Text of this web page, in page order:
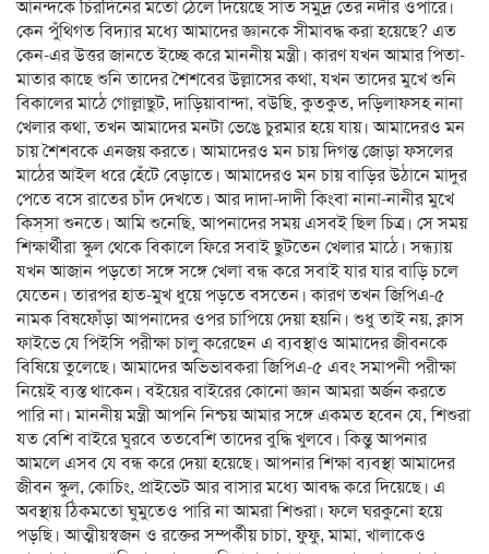
আনন্দকে চিরদিনের মতো ঠেলে দিয়েছে সাত সমুদ্র তের নদীর ওপারে।
কেন পুঁথিগত বিদ্যার মধ্যে আমাদের জ্ঞানকে সীমাবদ্ধ করা হয়েছে? এত
কেন-এর উত্তর জানতে ইচ্ছে করে মাননীয় মন্ত্রী। কারণ যখন আমার পিতা-
মাতার কাছে শুনি তাদের শৈশবের উল্লাসের কথা, যখন তাদের মুখে শুনি
বিকালের মাঠে গোল্লাছুট, দাড়িয়াবান্দা, বউছি, কুতকুত, দড়িলাফসহ নানা
খেলার কথা, তখন আমাদের মনটা ভেঙে চুরমার হয়ে যায়। আমাদেরও মন
চায় শৈশবকে এনজয় করতে। আমাদেরও মন চায় দিগন্ত জোড়া ফসলের
মাঠের আইল ধরে হেঁটে বেড়াতে। আমাদেরও মন চায় বাড়ির উঠানে মাদুর
পেতে বসে রাতের চাঁদ দেখতে। আর দাদা-দাদী কিংবা নানা-নানীর মুখে
কিস্‌সা শুনতে। আমি শুনেছি, আপনাদের সময় এসবই ছিল চিত্র। সে সময়
শিক্ষার্থীরা স্কুল থেকে বিকালে ফিরে সবাই ছুটতেন খেলার মাঠে। সন্ধ্যায়
যখন আজান পড়তো সঙ্গে সঙ্গে খেলা বন্ধ করে সবাই যার যার বাড়ি চলে
যেতেন। তারপর হাত-মুখ ধুয়ে পড়তে বসতেন। কারণ তখন জিপিএ-৫
নামক বিষফোঁড়া আপনাদের ওপর চাপিয়ে দেয়া হয়নি। শুধু তাই নয়, ক্লাস
ফাইভে যে পিইসি পরীক্ষা চালু করেছেন এ ব্যবস্থাও আমাদের জীবনকে
বিষিয়ে তুলেছে। আমাদের অভিভাবকরা জিপিএ-৫ এবং সমাপনী পরীক্ষা
নিয়েই ব্যস্ত থাকেন। বইয়ের বাইরের কোনো জ্ঞান আমরা অর্জন করতে
পারি না। মাননীয় মন্ত্রী আপনি নিশ্চয় আমার সঙ্গে একমত হবেন যে, শিশুরা
যত বেশি বাইরে ঘুরবে ততবেশি তাদের বুদ্ধি খুলবে। কিন্তু আপনার
আমলে এসব যে বন্ধ করে দেয়া হয়েছে। আপনার শিক্ষা ব্যবস্থা আমাদের
জীবন স্কুল, কোচিং, প্রাইভেট আর বাসার মধ্যে আবদ্ধ করে দিয়েছে। এ
অবস্থায় ঠিকমতো ঘুমুতেও পারি না আমরা শিশুরা। ফলে ঘরকুনো হয়ে
পড়ছি। আত্মীয়স্বজন ও রক্তের সম্পর্কীয় চাচা, ফুফু, মামা, খালাকেও